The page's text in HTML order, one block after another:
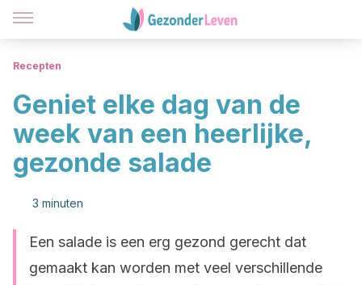
Recepten
Geniet elke dag van de
week van een heerlijke,
gezonde salade
3 minuten
Een salade is een erg gezond gerecht dat
gemaakt kan worden met veel verschillende